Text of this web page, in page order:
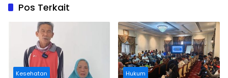
Pos Terkait
Kesehatan Hukum